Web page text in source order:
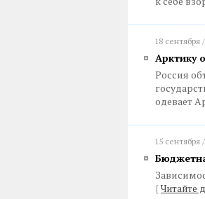
18 сентября
Арктику
Россия
одевает
15 сентября
{ Читайте